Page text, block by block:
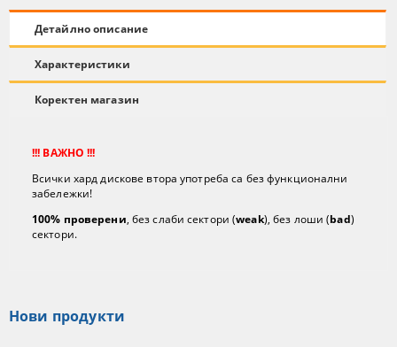
Детайлно описание
Характеристики
Коректен магазин
!!! ВАЖНО !!!
Всички хард дискове втора употреба са без функционални
забележки!
100% проверени, без слаби сектори (weak), без лоши (bad)
сектори.
Нови продукти